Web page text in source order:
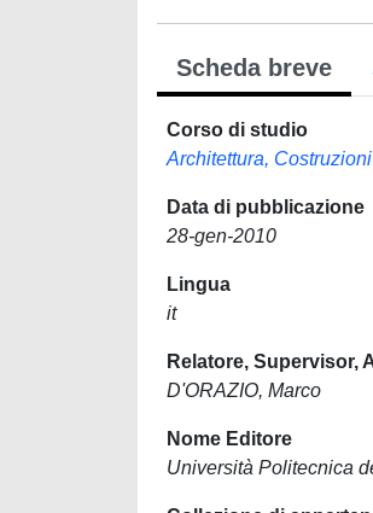
Scheda breve
Corso di studio
Architettura,
Data di pubblicazione
28-gen-2010
Lingua
it
Relatore, Supervisor,
D'ORAZIO, Marco
Nome Editore
Università Politecnica